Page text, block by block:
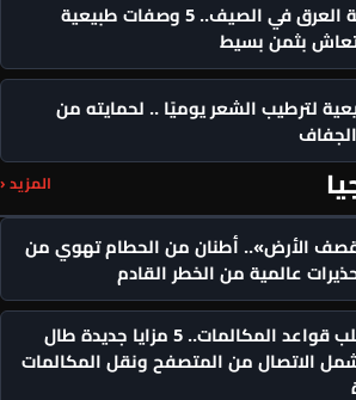
وداعًا لرائحة العرق في الصيف.. 5 وصفات طبيعية
بثمن بسيط
لترطيب الشعر يوميًا .. لحمايته من
المزيد ‹
الأرض».. أطنان من الحطام تهوي من
عالمية من الخطر القادم
واتساب يقلب قواعد المكالمات.. 5 مزايا جديدة طال
الاتصال من المتصفح ونقل المكالمات